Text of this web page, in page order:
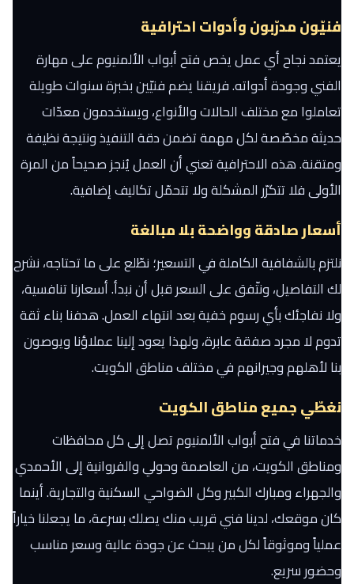
فنيّون مدرّبون وأدوات احترافية
يعتمد نجاح أي عمل يخص فتح أبواب الألمنيوم على مهارة
الفني وجودة أدواته. فريقنا يضم فنيّين بخبرة سنوات طويلة
تعاملوا مع مختلف الحالات والأنواع، ويستخدمون معدّات
حديثة مخصّصة لكل مهمة تضمن دقة التنفيذ ونتيجة نظيفة
ومتقنة. هذه الاحترافية تعني أن العمل يُنجز صحيحاً من المرة
الأولى فلا تتكرّر المشكلة ولا تتحمّل تكاليف إضافية.
أسعار صادقة وواضحة بلا مبالغة
نلتزم بالشفافية الكاملة في التسعير؛ نطّلع على ما تحتاجه، نشرح
لك التفاصيل، ونتّفق على السعر قبل أن نبدأ. أسعارنا تنافسية،
ولا نفاجئك بأي رسوم خفية بعد انتهاء العمل. هدفنا بناء ثقة
تدوم لا مجرد صفقة عابرة، ولهذا يعود إلينا عملاؤنا ويوصون
بنا لأهلهم وجيرانهم في مختلف مناطق الكويت.
نغطّي جميع مناطق الكويت
خدماتنا في فتح أبواب الألمنيوم تصل إلى كل محافظات
ومناطق الكويت، من العاصمة وحولي والفروانية إلى الأحمدي
والجهراء ومبارك الكبير وكل الضواحي السكنية والتجارية. أينما
كان موقعك، لدينا فني قريب منك يصلك بسرعة، ما يجعلنا خياراً
عملياً وموثوقاً لكل من يبحث عن جودة عالية وسعر مناسب
وحضور سريع.